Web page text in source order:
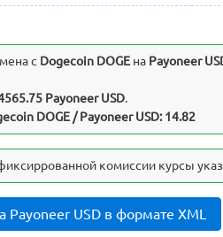
c Dogecoin DOGE на Payoneer
Payoneer USD.
DOGE / Payoneer USD: 14.82
комиссии курсы
Payoneer USD в формате XML